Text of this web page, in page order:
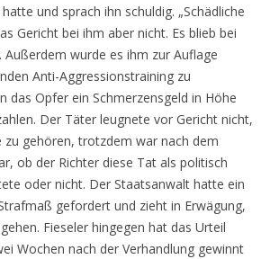
und sprach ihn schuldig. „Schädliche
Gericht bei ihm aber nicht. Es blieb bei
Außerdem wurde es ihm zur Auflage
Anti-Aggressionstraining zu
das Opfer ein Schmerzensgeld in Höhe
Der Täter leugnete vor Gericht nicht,
zu gehören, trotzdem war nach dem
ob der Richter diese Tat als politisch
oder nicht. Der Staatsanwalt hatte ein
gefordert und zieht in Erwägung,
Fieseler hingegen hat das Urteil
Wochen nach der Verhandlung gewinnt